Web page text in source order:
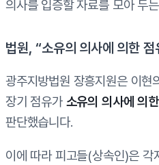
의사를 입증할 자료를 모아 두
법원, “소유의 의사에 의한
광주지방법원 장흥지원은 이현
장기 점유가 소유의 의사에 의
판단했습니다.
이에 따라 피고들(상속인)은 각